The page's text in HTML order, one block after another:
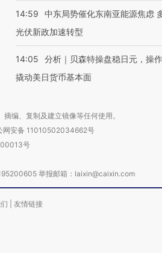
14:59
中东局势催化东南亚能源焦虑
光伏新政加速转型
14:05
分析｜贝森特操盘稳日元，操
撬动美日货币基本面
编、复制及建立镜像等任何使用。
网安备 11010502034662号
号
举报邮箱：laixin@caixin.com
友情链接